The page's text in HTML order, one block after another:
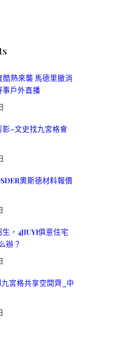
熱來襲 馬德里撤消
戶外直播
影–文史找九宮格會
奧斯德材料報價
，4JIUYI俱意住宅
辦？
宮格共享空間齊_中